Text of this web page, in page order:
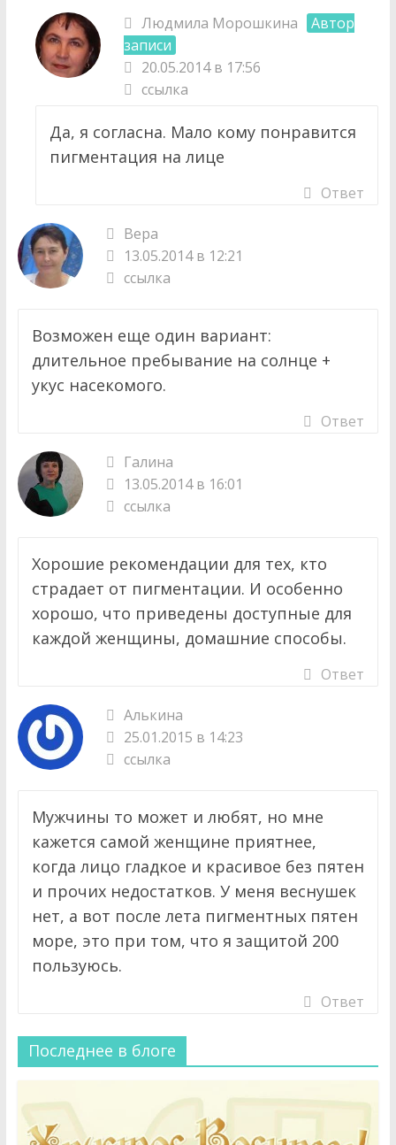
Людмила Морошкина
Автор
записи
20.05.2014 в 17:56
ссылка
Да, я согласна. Мало кому понравится
пигментация на лице
Ответ
Вера
13.05.2014 в 12:21
ссылка
Возможен еще один вариант:
длительное пребывание на солнце +
укус насекомого.
Ответ
Галина
13.05.2014 в 16:01
ссылка
Хорошие рекомендации для тех, кто
страдает от пигментации. И особенно
хорошо, что приведены доступные для
каждой женщины, домашние способы.
Ответ
Алькина
25.01.2015 в 14:23
ссылка
Мужчины то может и любят, но мне
кажется самой женщине приятнее,
когда лицо гладкое и красивое без пятен
и прочих недостатков. У меня веснушек
нет, а вот после лета пигментных пятен
море, это при том, что я защитой 200
пользуюсь.
Ответ
Последнее в блоге